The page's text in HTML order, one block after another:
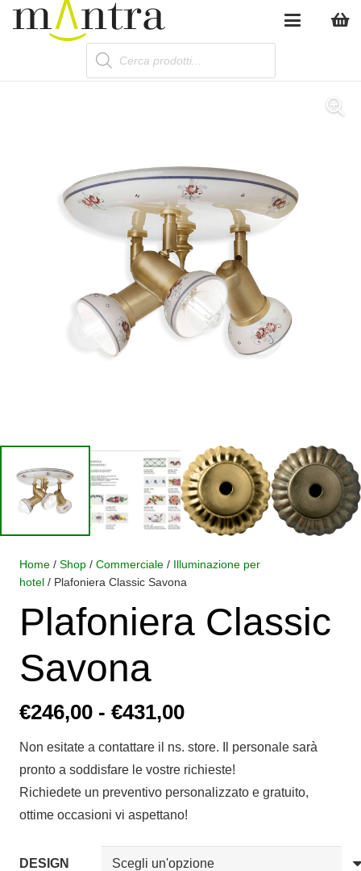
Products
search
Home / Shop / Commerciale / Illuminazione per
hotel / Plafoniera Classic Savona
Plafoniera Classic
Savona
€246,00 - €431,00Fascia
prezzo:
da
€246,00
a
€431,00
Non esitate a contattare il ns. store. Il personale sarà
pronto a soddisfare le vostre richieste!
Richiedete un preventivo personalizzato e gratuito,
ottime occasioni vi aspettano!
DESIGN